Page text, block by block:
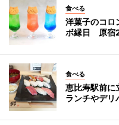
食べる
洋菓子のコロ
ボ縁日 原宿
食べる
恵比寿駅前
ランチやデリ